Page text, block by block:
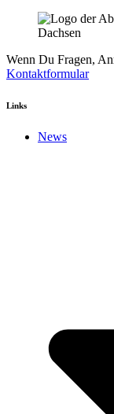
Wenn Du Fragen,
Kontaktformular
Links
News